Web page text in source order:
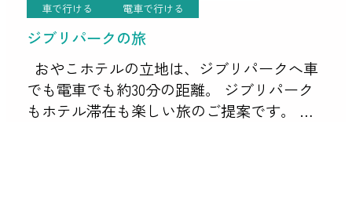
車で行ける
電車で行ける
ジブリパークの旅
おやこホテルの立地は、ジブリパークへ車
でも電車でも約30分の距離。 ジブリパーク
もホテル滞在も楽しい旅のご提案です。 ジ